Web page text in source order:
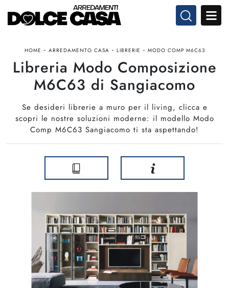
HOME - ARREDAMENTO CASA - LIBRERIE - MODO COMP M6C63
Libreria Modo Composizione
M6C63 di Sangiacomo
Se desideri librerie a muro per il living, clicca e
scopri le nostre soluzioni moderne: il modello Modo
Comp M6C63 Sangiacomo ti sta aspettando!